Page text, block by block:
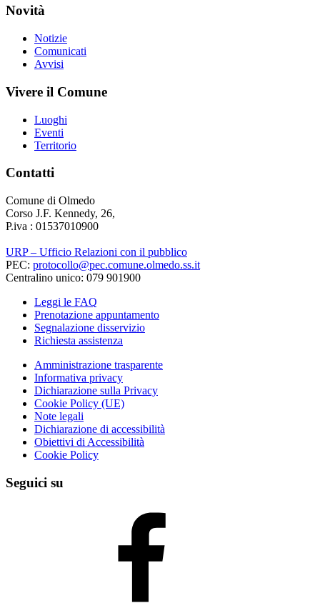
Novità
Notizie
Comunicati
Avvisi
Vivere il Comune
Luoghi
Eventi
Territorio
Contatti
Comune di Olmedo
Corso J.F. Kennedy, 26,
P.iva : 01537010900
URP – Ufficio Relazioni con il pubblico
PEC: protocollo@pec.comune.olmedo.ss.it
Centralino unico: 079 901900
Leggi le FAQ
Prenotazione appuntamento
Segnalazione disservizio
Richiesta assistenza
Amministrazione trasparente
Informativa privacy
Dichiarazione sulla Privacy
Cookie Policy (UE)
Note legali
Dichiarazione di accessibilità
Obiettivi di Accessibilità
Cookie Policy
Seguici su